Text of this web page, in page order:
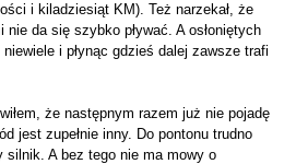
i kiladziesiąt KM). Też narzekał, że
nie da się szybko pływać. A osłoniętych
i płynąc gdzieś dalej zawsze trafi
że następnym razem już nie pojadę
jest zupełnie inny. Do pontonu trudno
silnik. A bez tego nie ma mowy o